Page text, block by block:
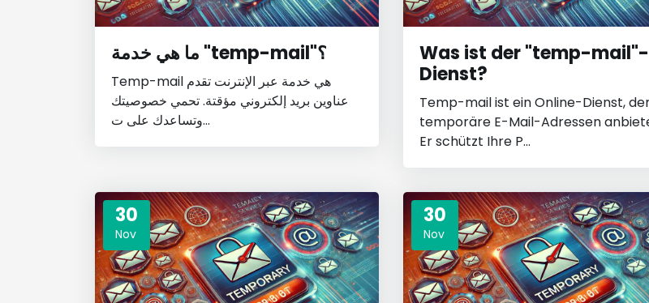
ما هي خدمة "temp-mail"؟
Temp-mail هي خدمة عبر الإنترنت تقدم
عناوين بريد إلكتروني مؤقتة. تحمي خصوصيتك
وتساعدك على ت...
Was ist der "temp-mail"-
Dienst?
Temp-mail ist ein Online-Dienst,
temporäre E-Mail-Adressen
Er schützt Ihre P...
30
Nov
30
Nov